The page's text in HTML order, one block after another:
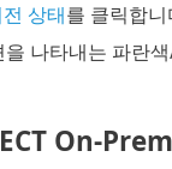
상태를 클릭합니
나타내는 파란
On-Prem